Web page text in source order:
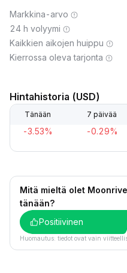
Markkina-arvo
24 h volyymi
Kaikkien aikojen huippu
Kierrossa oleva tarjonta
Hintahistoria (USD)
Tänään 7 päivää
-3.53% -0.29%
Mitä mieltä olet
tänään?
Positiivinen
Huomautus: tiedot ovat vain